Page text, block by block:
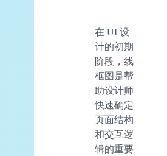
在 UI 设
计的初期
阶段，线
框图是帮
助设计师
快速确定
页面结构
和交互逻
辑的重要